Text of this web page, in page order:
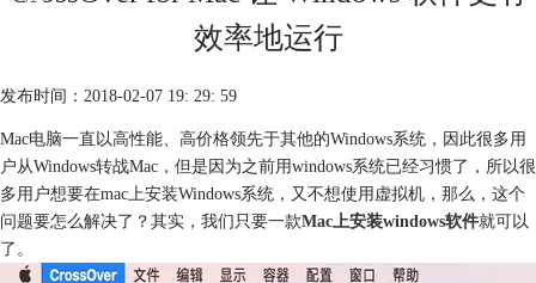
购买
效率地运行
发布时间：2018-02-07 19: 29: 59
Mac电脑一直以高性能、高价格领先于其他的Windows系统，因此很多用
户从Windows转战Mac，但是因为之前用windows系统已经习惯了，所以很
多用户想要在mac上安装Windows系统，又不想使用虚拟机，那么，这个
问题要怎么解决了？其实，我们只要一款Mac上安装windows软件就可以
了。